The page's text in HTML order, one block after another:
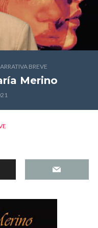
BREVE
Merino